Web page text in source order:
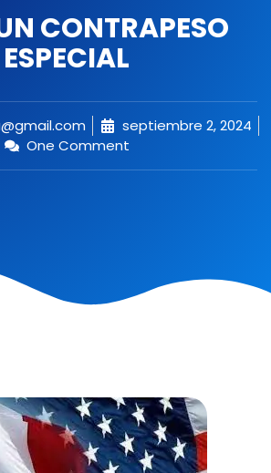
CONTRAPESO
ESPECIAL
septiembre 2, 2024
One Comment